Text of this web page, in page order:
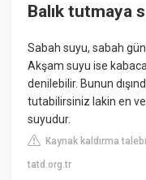
Balık tutmaya
Sabah suyu, sabah
Akşam suyu ise
denilebilir. Bunun
tutabilirsiniz lakin en
suyudur.
Kaynak kaldırma talebi
tatd.org.tr